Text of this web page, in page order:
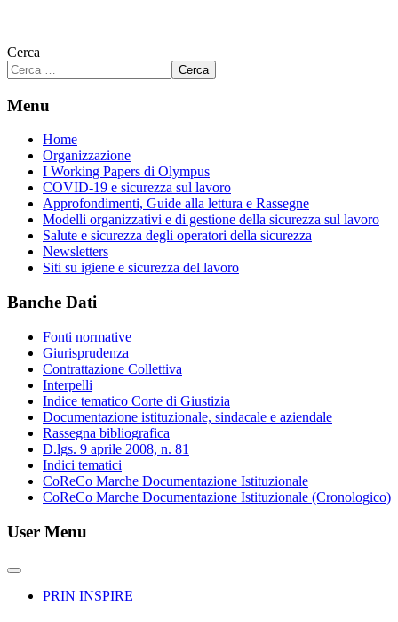
Cerca
Cerca
Menu
Home
Organizzazione
I Working Papers di Olympus
COVID-19 e sicurezza sul lavoro
Approfondimenti, Guide alla lettura e Rassegne
Modelli organizzativi e di gestione della sicurezza sul lavoro
Salute e sicurezza degli operatori della sicurezza
Newsletters
Siti su igiene e sicurezza del lavoro
Banche Dati
Fonti normative
Giurisprudenza
Contrattazione Collettiva
Interpelli
Indice tematico Corte di Giustizia
Documentazione istituzionale, sindacale e aziendale
Rassegna bibliografica
D.lgs. 9 aprile 2008, n. 81
Indici tematici
CoReCo Marche Documentazione Istituzionale
CoReCo Marche Documentazione Istituzionale (Cronologico)
User Menu
PRIN INSPIRE